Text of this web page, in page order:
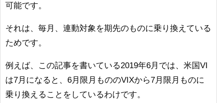
可能です。
それは、毎月、連動対象を期先のものに乗り換えている
ためです。
例えば、この記事を書いている2019年6月では、米国VI
は7月になると、6月限月もののVIXから7月限月ものに
乗り換えることをしているわけです。